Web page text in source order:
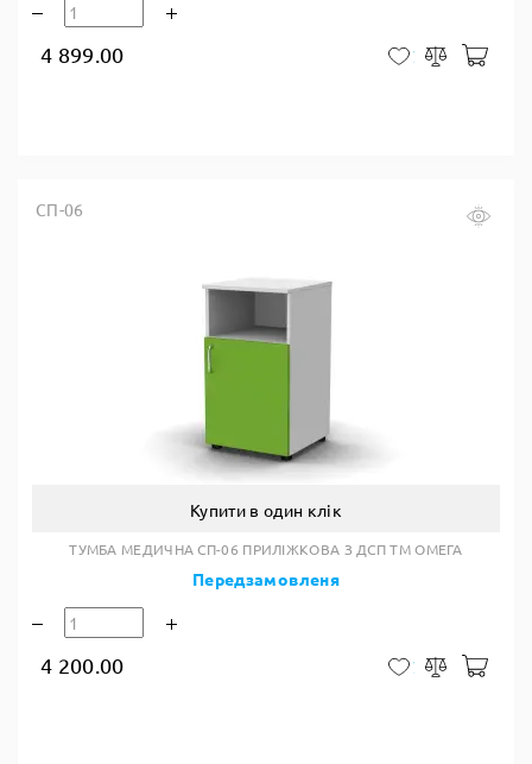
4 899.00 У закладкиПорівняти
СП-06
Купити в один клік
ТУМБА МЕДИЧНА СП-06 ПРИЛІЖКОВА З ДСП ТМ ОМЕГА
Передзамовленя
4 200.00 У закладкиПорівняти